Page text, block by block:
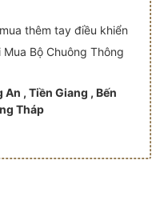
thêm tay điều khiển
Mua Bộ Chuông Thông
, Tiền Giang , Bến
Tháp